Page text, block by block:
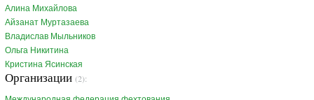
Алина Михайлова
Айзанат Муртазаева
Владислав Мыльников
Ольга Никитина
Кристина Ясинская
Организации (2):